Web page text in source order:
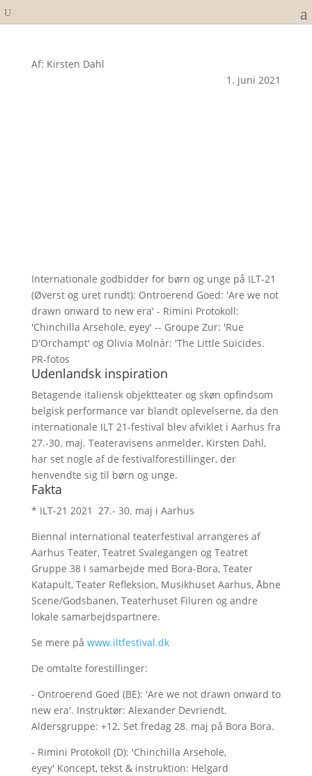
Af: Kirsten Dahl
1. juni 2021
Internationale godbidder for børn og unge på ILT-21
(Øverst og uret rundt): Ontroerend Goed: 'Are we not
drawn onward to new era' - Rimini Protokoll:
'Chinchilla Arsehole, eyey' -- Groupe Zur: 'Rue
D'Orchampt' og Olivia Molnár: 'The Little Suicides.
PR-fotos
Udenlandsk inspiration
Betagende italiensk objektteater og skøn opfindsom
belgisk performance var blandt oplevelserne, da den
internationale ILT 21-festival blev afviklet i Aarhus fra
27.-30. maj. Teateravisens anmelder, Kirsten Dahl,
har set nogle af de festivalforestillinger, der
henvendte sig til børn og unge.
Fakta
* ILT-21 2021 27.- 30. maj i Aarhus
Biennal international teaterfestival arrangeres af
Aarhus Teater, Teatret Svalegangen og Teatret
Gruppe 38 i samarbejde med Bora-Bora, Teater
Katapult, Teater Refleksion, Musikhuset Aarhus, Åbne
Scene/Godsbanen, Teaterhuset Filuren og andre
lokale samarbejdspartnere.
Se mere på www.iltfestival.dk
De omtalte forestillinger:
- Ontroerend Goed (BE): 'Are we not drawn onward to
new era'. Instruktør: Alexander Devriendt.
Aldersgruppe: +12. Set fredag 28. maj på Bora Bora.
- Rimini Protokoll (D): 'Chinchilla Arsehole,
eyey' Koncept, tekst & instruktion: Helgard